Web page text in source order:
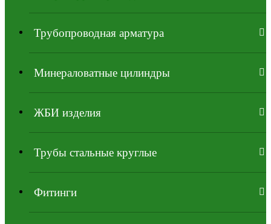
Трубопроводная арматура
Минераловатные цилиндры
ЖБИ изделия
Трубы стальные круглые
Фитинги